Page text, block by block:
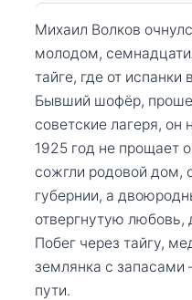
Михаил Волков
молодом,
тайге, где от
Бывший шофёр,
советские лагеря, он
1925 год не прощает
сожгли родовой дом,
губернии, а
отвергнутую любовь,
Побег через тайгу,
землянка с
пути.